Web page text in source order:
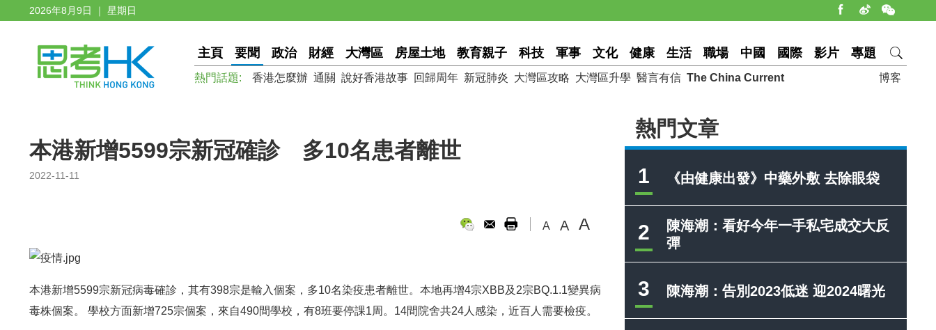
2026年8月9日 ｜ 星期日
主頁 要聞 政治 財經 大灣區 房屋土地 教育親子 科技 軍事 文化 健康 生活 職場 中國 國際 影片 專題
博客
熱門話題: 香港怎麼辦 通關 說好香港故事 回歸周年 新冠肺炎 大灣區攻略 大灣區升學 醫言有信 The China Current
熱門文章
1 《由健康出發》中藥外敷 去除眼袋
2
陳海潮：看好今年一手私宅成交大反
彈
3 陳海潮：告別2023低迷 迎2024曙光
本港新增5599宗新冠確診 多10名患者離世
2022-11-11
A A A
本港新增5599宗新冠病毒確診，其有398宗是輸入個案，多10名染疫患者離世。本地再增4宗XBB及2宗BQ.1.1變異病
毒株個案。 學校方面新增725宗個案，來自490間學校，有8班要停課1周。14間院舍共24人感染，近百人需要檢疫。